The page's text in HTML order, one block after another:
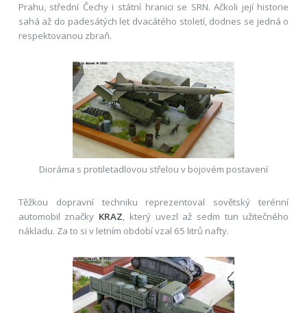
Prahu, střední Čechy i státní hranici se SRN. Ačkoli její historie
sahá až do padesátých let dvacátého století, dodnes se jedná o
respektovanou zbraň.
Dioráma s protiletadlovou střelou v bojovém postavení
Těžkou dopravní techniku reprezentoval sovětský terénní
automobil značky KRAZ, který uvezl až sedm tun užitečného
nákladu. Za to si v letním období vzal 65 litrů nafty.